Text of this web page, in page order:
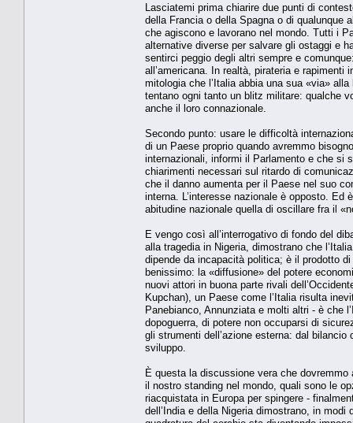
Lasciatemi prima chiarire due punti di
della Francia o della Spagna o di qualunque
che agiscono e lavorano nel mondo. Tutti i
alternative diverse per salvare gli ostaggi e
sentirci peggio degli altri sempre e
all’americana. In realtà, pirateria e rapimenti
mitologia che l’Italia abbia una sua «via»
tentano ogni tanto un blitz militare: qualche
anche il loro connazionale.
Secondo punto: usare le difficoltà
di un Paese proprio quando avremmo
internazionali, informi il Parlamento e che si
chiarimenti necessari sul ritardo di
che il danno aumenta per il Paese nel suo
interna. L’interesse nazionale è opposto. Ed
abitudine nazionale quella di oscillare fra il
E vengo così all’interrogativo di fondo del
alla tragedia in Nigeria, dimostrano che
dipende da incapacità politica; è il prodotto
benissimo: la «diffusione» del potere
nuovi attori in buona parte rivali
Kupchan), un Paese come l’Italia risulta
Panebianco, Annunziata e molti altri - è che
dopoguerra, di potere non occuparsi di
gli strumenti dell’azione esterna: dal
sviluppo.
È questa la discussione vera che
il nostro standing nel mondo, quali sono le
riacquistata in Europa per spingere -
dell’India e della Nigeria dimostrano, in